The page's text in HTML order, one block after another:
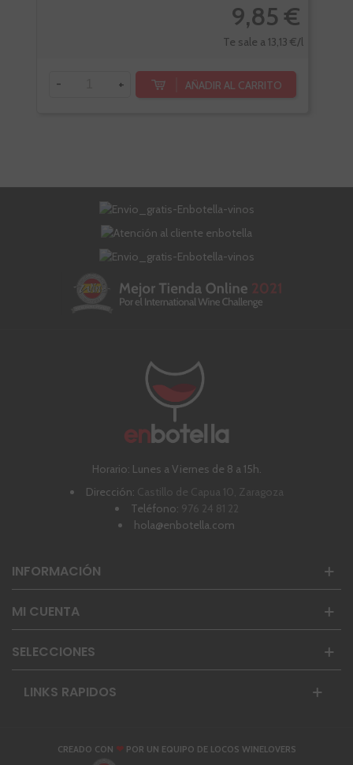
9,85 €
Te sale a 13,13 €/l
- + AÑADIR AL CARRITO
Horario: Lunes a Viernes de 8 a 15h.
Dirección: Castillo de Capua 10, Zaragoza
Teléfono: 976 24 81 22
hola@enbotella.com
INFORMACIÓN
MI CUENTA
SELECCIONES
LINKS RAPIDOS
CREADO CON ❤POR UN EQUIPO DE LOCOS WINELOVERS